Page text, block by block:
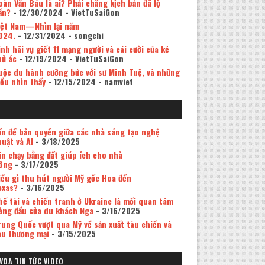
Văn Báu là ai? Phải chăng kịch bản đã lộ
- 12/30/2024 - VietTuSaiGon
Nam—Nhìn lại năm
- 12/31/2024 - songchi
hãi vụ giết 11 mạng người và cái cười của kẻ
ác- 12/19/2024 - VietTuSaiGon
du hành cưỡng bức với sư Minh Tuệ, và những
nhìn thấy- 12/15/2024 - namviet
đề bản quyền giữa các nhà sáng tạo nghệ
và AI- 3/18/2025
chạy bằng đất giúp ích cho nhà
- 3/17/2025
gì thu hút người Mỹ gốc Hoa đến
- 3/16/2025
tài và chiến tranh ở Ukraine là mối quan tâm
đầu của du khách Nga- 3/16/2025
Quốc vượt qua Mỹ về sản xuất tàu chiến và
thương mại- 3/15/2025
VOA TIN TỨC VIDEO